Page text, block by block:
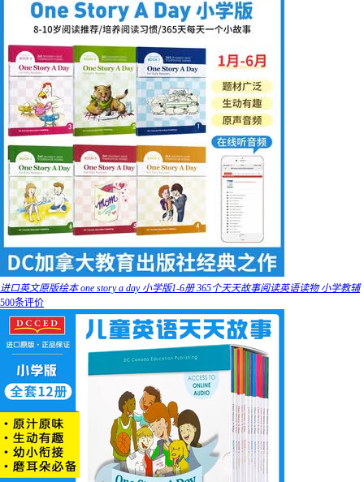
进口英文原版绘本 one story a day 小学版1-6册 365个天天故事阅读英语读物 小学教辅
500条评价